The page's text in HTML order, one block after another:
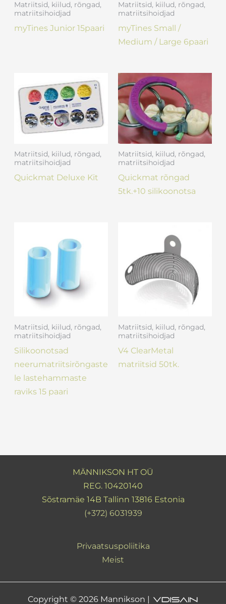
Matriitsid, kiilud, rõngad,
matriitsihoidjad
myTines Junior 15paari
Matriitsid, kiilud, rõngad,
matriitsihoidjad
myTines Small /
Medium / Large 6paari
Matriitsid, kiilud, rõngad,
matriitsihoidjad
Quickmat Deluxe Kit
Matriitsid, kiilud, rõngad,
matriitsihoidjad
Quickmat rõngad
5tk.+10 silikoonotsa
Matriitsid, kiilud, rõngad,
matriitsihoidjad
Silikoonotsad
neerumatriitsirõngaste
le lastehammaste
raviks 15 paari
Matriitsid, kiilud, rõngad,
matriitsihoidjad
V4 ClearMetal
matriitsid 50tk.
MÄNNIKSON HT OÜ
REG. 10420140
Sõstramäe 14B Tallinn 13816 Estonia
(+372) 6031939
Privaatsuspoliitika
Meist
Copyright © 2026 Mannikson |